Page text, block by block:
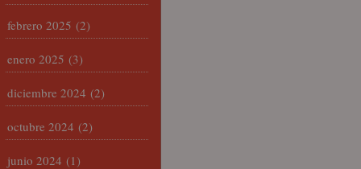
febrero 2025 (2)
enero 2025 (3)
diciembre 2024 (2)
octubre 2024 (2)
junio 2024 (1)